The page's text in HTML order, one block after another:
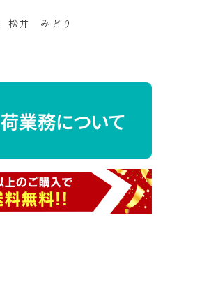
松井 みどり